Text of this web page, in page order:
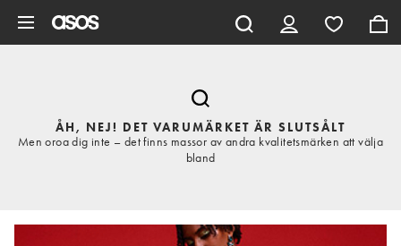
ÅH, NEJ! DET VARUMÄRKET ÄR SLUTSÅLT
Men oroa dig inte – det finns massor av andra kvalitetsmärken att välja
bland